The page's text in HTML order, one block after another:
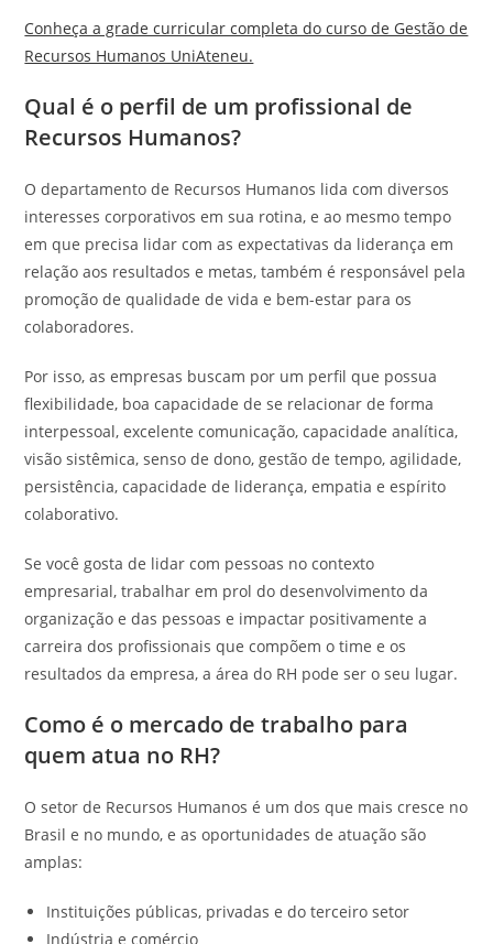
Conheça a grade curricular completa do curso de Gestão de
Recursos Humanos UniAteneu.
Qual é o perfil de um profissional de
Recursos Humanos?
O departamento de Recursos Humanos lida com diversos
interesses corporativos em sua rotina, e ao mesmo tempo
em que precisa lidar com as expectativas da liderança em
relação aos resultados e metas, também é responsável pela
promoção de qualidade de vida e bem-estar para os
colaboradores.
Por isso, as empresas buscam por um perfil que possua
flexibilidade, boa capacidade de se relacionar de forma
interpessoal, excelente comunicação, capacidade analítica,
visão sistêmica, senso de dono, gestão de tempo, agilidade,
persistência, capacidade de liderança, empatia e espírito
colaborativo.
Se você gosta de lidar com pessoas no contexto
empresarial, trabalhar em prol do desenvolvimento da
organização e das pessoas e impactar positivamente a
carreira dos profissionais que compõem o time e os
resultados da empresa, a área do RH pode ser o seu lugar.
Como é o mercado de trabalho para
quem atua no RH?
O setor de Recursos Humanos é um dos que mais cresce no
Brasil e no mundo, e as oportunidades de atuação são
amplas:
Instituições públicas, privadas e do terceiro setor
Indústria e comércio